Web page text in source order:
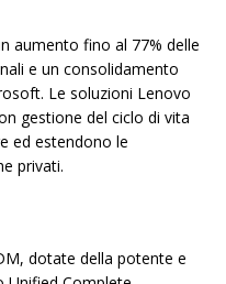
aumento fino al 77% delle
e un consolidamento
Le soluzioni Lenovo
gestione del ciclo di vita
ed estendono le
privati.
dotate della potente e